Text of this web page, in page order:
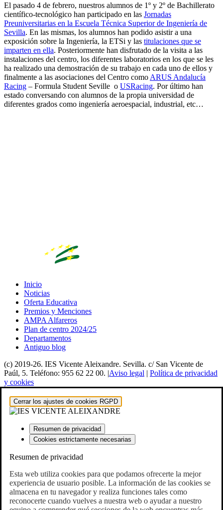
El pasado 4 de febrero, nuestros alumnos de 1º y 2º de Bachillerato
científico-tecnológico han participado en las Jornadas
Preuniversitarias en la Escuela Técnica Superior de Ingeniería de
Sevilla. En las mismas, los alumnos han podido asistir a una
exposición sobre la Ingeniería, la ETSi y las titulaciones que se
imparten en ella. Posteriormente han disfrutado de la visita a las
instalaciones del centro, los diferentes laboratorios en los que se les
ha realizado una demostración de su trabajo en cada uno de ellos y
finalmente a las asociaciones del Centro como ARUS Andalucía
Racing – Formula Student Seville o USRacing. Por último han
estado conversando con alumnos de la propia universidad de
diferentes grados como ingeniería aeroespacial, industrial, etc…
Inicio
Noticias
Oferta Educativa
Premios y Menciones
AMPA Alfareros
Plan de centro 2024/25
Departamentos
Antiguo blog
(c) 2019-26. IES Vicente Aleixandre. Sevilla. c/ San Vicente de
Paúl, 5. Teléfono: 955 62 22 00. |Aviso legal | Política de privacidad
y cookies
Cerrar los ajustes de cookies RGPD
Resumen de privacidad
Cookies estrictamente necesarias
Resumen de privacidad
Esta web utiliza cookies para que podamos ofrecerte la mejor
experiencia de usuario posible. La información de las cookies se
almacena en tu navegador y realiza funciones tales como
reconocerte cuando vuelves a nuestra web o ayudar a nuestro